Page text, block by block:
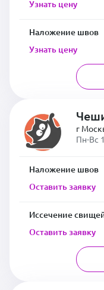
Узнать цену
Наложение швов
Узнать цену
г
Пн-Вс
Наложение швов
Оставить заявку
Иссечение
Оставить заявку